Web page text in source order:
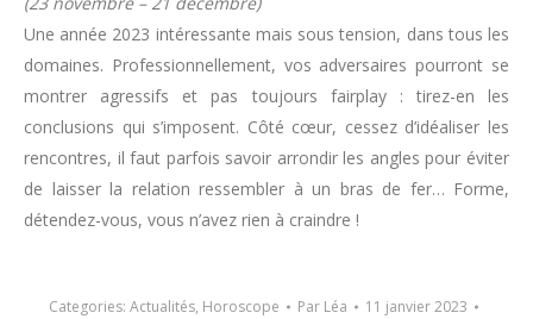
Une année 2023 intéressante mais sous tension, dans tous les
domaines. Professionnellement, vos adversaires pourront se
montrer agressifs et pas toujours fairplay : tirez-en les
conclusions qui s’imposent. Côté cœur, cessez d’idéaliser les
rencontres, il faut parfois savoir arrondir les angles pour éviter
de laisser la relation ressembler à un bras de fer… Forme,
détendez-vous, vous n’avez rien à craindre !
Categories: Actualités, Horoscope Par Léa
11 janvier 2023